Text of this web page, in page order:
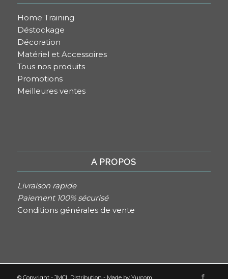
Home Training
Déstockage
Décoration
Matériel et Accessoires
Tous nos produits
Promotions
Meilleures ventes
A PROPOS
Livraison rapide
Paiement 100% sécurisé
Conditions générales de vente
© Copyright - JMCL Distribution - Made by Yurcom